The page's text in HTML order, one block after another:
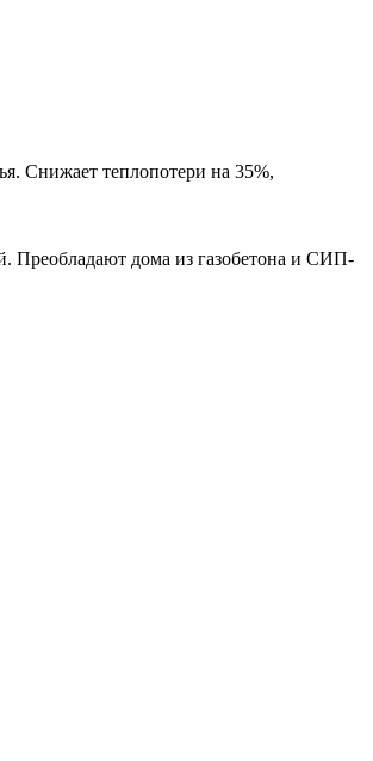
Снижает теплопотери на 35%,
дома из газобетона и СИП-